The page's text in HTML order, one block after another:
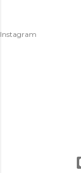
Instagram